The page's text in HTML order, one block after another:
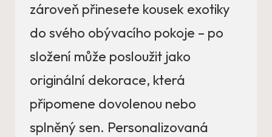
zároveň přinesete kousek exotiky
do svého obývacího pokoje – po
složení může posloužit jako
originální dekorace, která
připomene dovolenou nebo
splněný sen. Personalizovaná